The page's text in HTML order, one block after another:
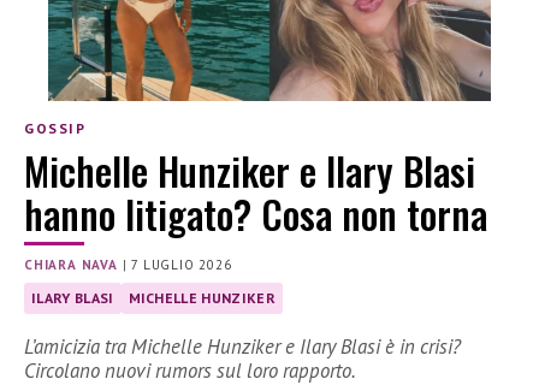
GOSSIP
Michelle Hunziker e Ilary Blasi
hanno litigato? Cosa non torna
CHIARA NAVA |7 LUGLIO 2026
ILARY BLASI MICHELLE HUNZIKER
L’amicizia tra Michelle Hunziker e Ilary Blasi è in crisi?
Circolano nuovi rumors sul loro rapporto.